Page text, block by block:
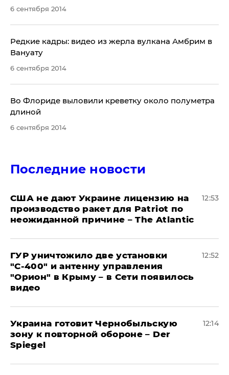
6 сентября 2014
Редкие кадры: видео из жерла вулкана Амбрим в
Вануату
6 сентября 2014
Во Флориде выловили креветку около полуметра
длиной
6 сентября 2014
Последние новости
США не дают Украине лицензию на
производство ракет для Patriot по
неожиданной причине – The Atlantic
12:53
ГУР уничтожило две установки
"С‑400" и антенну управления
"Орион" в Крыму – в Сети появилось
видео
12:52
Украина готовит Чернобыльскую
зону к повторной обороне – Der
Spiegel
12:14